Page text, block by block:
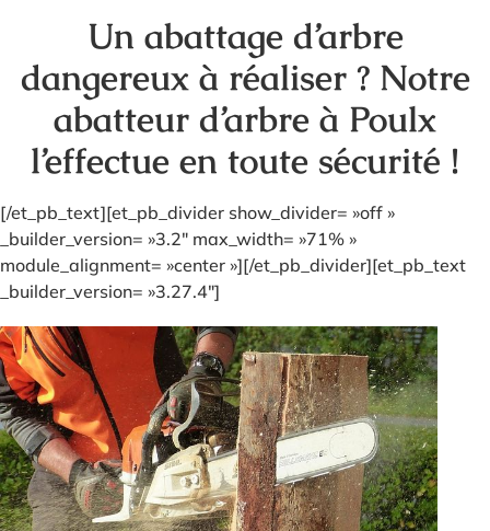
Un abattage d’arbre
dangereux à réaliser ? Notre
abatteur d’arbre à Poulx
l’effectue en toute sécurité !
[/et_pb_text][et_pb_divider show_divider= »off »
_builder_version= »3.2″ max_width= »71% »
module_alignment= »center »][/et_pb_divider][et_pb_text
_builder_version= »3.27.4″]